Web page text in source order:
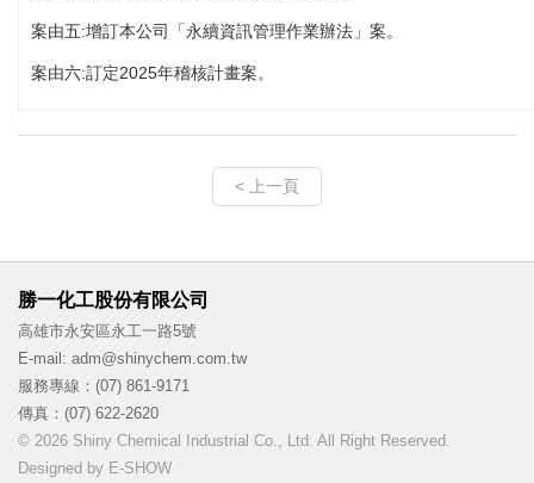
案由五:增訂本公司「永續資訊管理作業辦法」案。
案由六:訂定2025年稽核計畫案。
< 上一頁
勝一化工股份有限公司
高雄市永安區永工一路5號
E-mail: adm@shinychem.com.tw
服務專線：(07) 861-9171
傳真：(07) 622-2620
© 2026 Shiny Chemical Industrial Co., Ltd. All Right Reserved.
Designed by E-SHOW